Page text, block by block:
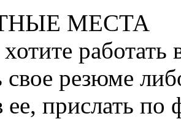
МЕСТА
свое резюме
ее, прислать по